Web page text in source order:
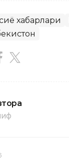
хабарлари